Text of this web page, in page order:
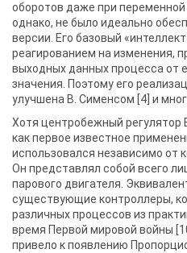
оборотов даже при переменной
однако, не было идеально
версии. Его базовый
реагированием на изменения,
выходных данных процесса от
значения. Поэтому его
улучшена В. Сименсом [4] и
Хотя центробежный регулятор
как первое известное
использовался независимо от
Он представлял собой всего
парового двигателя.
существующие контроллеры,
различных процессов из
время Первой мировой войны
привело к появлению